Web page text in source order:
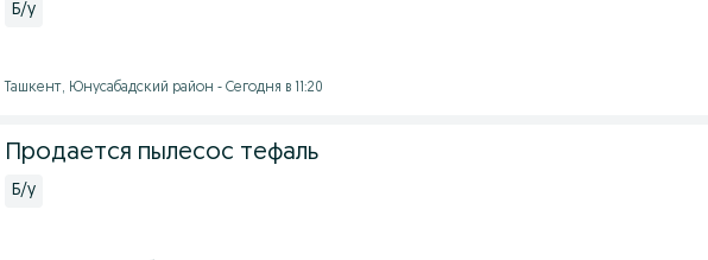
Б/у
Ташкент, Юнусабадский район - Сегодня в 11:20
Продается пылесос тефаль
Б/у